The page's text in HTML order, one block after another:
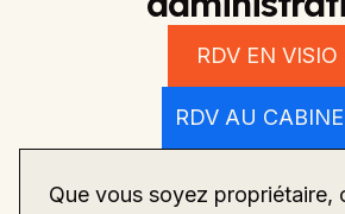
RDV EN VISIO
RDV AU
Que vous soyez propriétaire,